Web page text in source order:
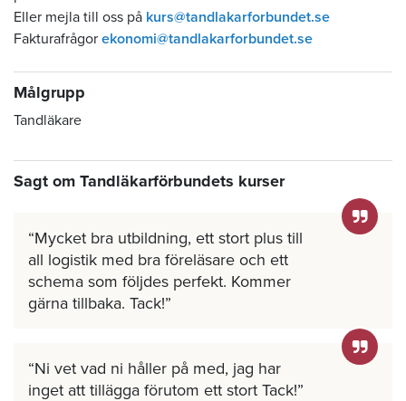
Eller mejla till oss på kurs@tandlakarforbundet.se
Fakturafrågor ekonomi@tandlakarforbundet.se
Målgrupp
Tandläkare
Sagt om Tandläkarförbundets kurser
Mycket bra utbildning, ett stort plus till
all logistik med bra föreläsare och ett
schema som följdes perfekt. Kommer
gärna tillbaka. Tack!
Ni vet vad ni håller på med, jag har
inget att tillägga förutom ett stort Tack!